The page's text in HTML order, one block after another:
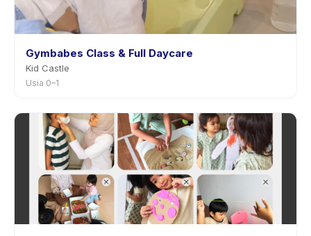
Gymbabes Class & Full Daycare
Kid Castle
Usia 0–1